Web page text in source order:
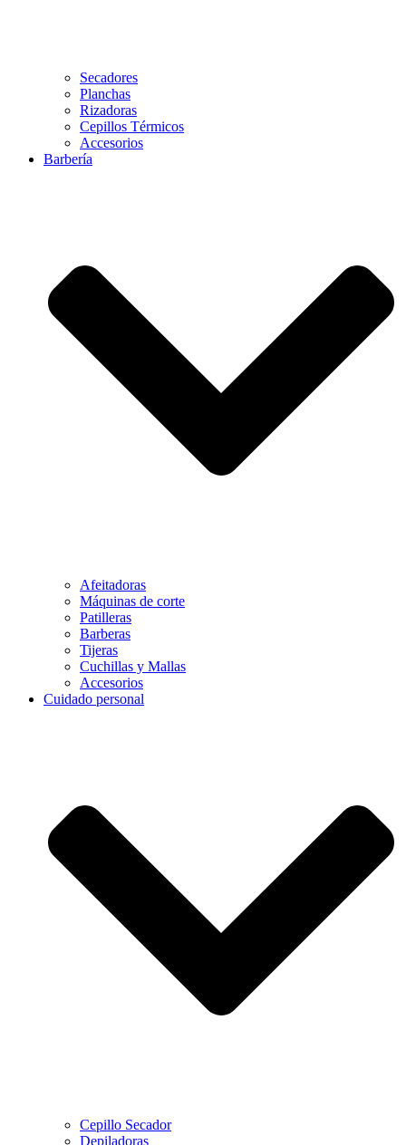
Secadores
Planchas
Rizadoras
Cepillos Térmicos
Accesorios
Barbería
Afeitadoras
Máquinas de corte
Patilleras
Barberas
Tijeras
Cuchillas y Mallas
Accesorios
Cuidado personal
Cepillo Secador
Depiladoras